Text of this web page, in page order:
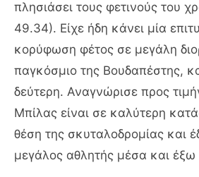
πλησιάσει τους φετινούς του
49.34). Είχε ήδη κάνει μία
κορύφωση φέτος σε μεγάλη
παγκόσμιο της Βουδαπέστης,
δεύτερη. Αναγνώρισε προς
Μπίλας είναι σε καλύτερη
θέση της σκυταλοδρομίας και
μεγάλος αθλητής μέσα και